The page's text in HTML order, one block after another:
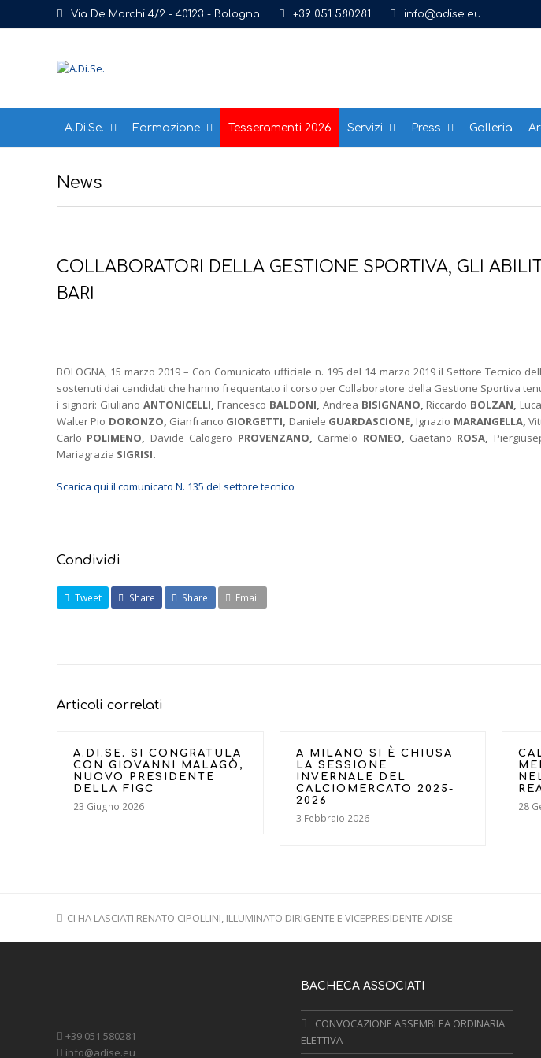
Via De Marchi 4/2 - 40123 - Bologna +39 051 580281 info@adise.eu
A.Di.Se. Formazione Tesseramenti 2026 Servizi Press Galleria
News
COLLABORATORI DELLA GESTIONE SPORTIVA, GLI
BARI
BOLOGNA, 15 marzo 2019 – Con Comunicato ufficiale n. 195 del 14 marzo 2019 il Settore Tecnico
sostenuti dai candidati che hanno frequentato il corso per Collaboratore della Gestione Sportiva
i signori: Giuliano ANTONICELLI, Francesco BALDONI, Andrea BISIGNANO, Riccardo BOLZAN, Luca
Walter Pio DORONZO, Gianfranco GIORGETTI, Daniele GUARDASCIONE, Ignazio MARANGELLA,
Carlo POLIMENO, Davide Calogero PROVENZANO, Carmelo ROMEO, Gaetano ROSA,
Mariagrazia SIGRISI.
Scarica qui il comunicato N. 135 del settore tecnico
Condividi
Tweet Share Share Email
Articoli correlati
A.DI.SE. SI CONGRATULA
CON GIOVANNI MALAGÒ,
NUOVO PRESIDENTE
DELLA FIGC
23 Giugno 2026
A MILANO SI È CHIUSA
LA SESSIONE
INVERNALE DEL
CALCIOMERCATO 2025-
2026
3 Febbraio 2026
28
previous
CI HA LASCIATI RENATO CIPOLLINI, ILLUMINATO DIRIGENTE E VICEPRESIDENTE ADISE
+39 051 580281
info@adise.eu
BACHECA ASSOCIATI
CONVOCAZIONE ASSEMBLEA ORDINARIA
ELETTIVA